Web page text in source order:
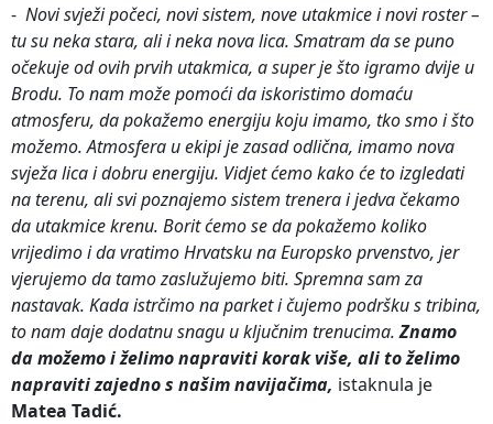
- Novi svježi počeci, novi sistem, nove utakmice i novi roster –
tu su neka stara, ali i neka nova lica. Smatram da se puno
očekuje od ovih prvih utakmica, a super je što igramo dvije u
Brodu. To nam može pomoći da iskoristimo domaću
atmosferu, da pokažemo energiju koju imamo, tko smo i što
možemo. Atmosfera u ekipi je zasad odlična, imamo nova
svježa lica i dobru energiju. Vidjet ćemo kako će to izgledati
na terenu, ali svi poznajemo sistem trenera i jedva čekamo
da utakmice krenu. Borit ćemo se da pokažemo koliko
vrijedimo i da vratimo Hrvatsku na Europsko prvenstvo, jer
vjerujemo da tamo zaslužujemo biti. Spremna sam za
nastavak. Kada istrčimo na parket i čujemo podršku s tribina,
to nam daje dodatnu snagu u ključnim trenucima.Znamo
da možemo i želimo napraviti korak više, ali to želimo
napraviti zajedno s našim navijačima, istaknula je
Matea Tadić.